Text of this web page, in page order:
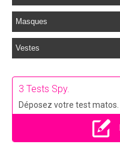
Masques
Vestes
3 Tests Spy.
Déposez votre test matos.